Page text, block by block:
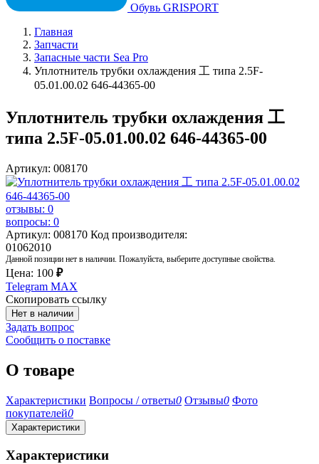
Обувь GRISPORT
Главная
Запчасти
Запасные части Sea Pro
Уплотнитель трубки охлаждения 工 типа 2.5F-
05.01.00.02 646-44365-00
Уплотнитель трубки охлаждения 工
типа 2.5F-05.01.00.02 646-44365-00
Артикул: 008170
отзывы: 0
вопросы: 0
Артикул: 008170 Код производителя:
01062010
Данной позиции нет в наличии. Пожалуйста, выберите доступные свойства.
Цена: 100 ₽
Telegram MAX
Скопировать ссылку
Нет в наличии
Задать вопрос
Сообщить о поставке
О товаре
Характеристики Вопросы / ответы0 Отзывы0 Фото
покупателей0
Характеристики
Характеристики